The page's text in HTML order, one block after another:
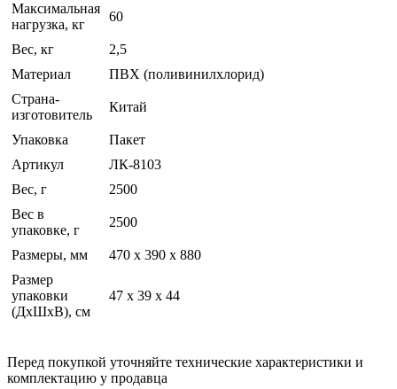
Максимальная
нагрузка, кг
60
Вес, кг
2,5
Материал
ПВХ (поливинилхлорид)
Страна-
изготовитель
Китай
Упаковка
Пакет
Артикул
ЛК-8103
Вес, г
2500
Вес в
упаковке, г
2500
Размеры, мм
470 х 390 х 880
Размер
упаковки
(ДхШхВ), см
47 x 39 x 44
Перед покупкой уточняйте технические характеристики и
комплектацию у продавца